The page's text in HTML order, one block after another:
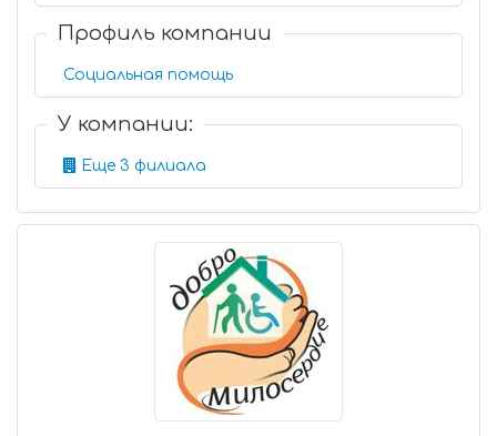
Профиль компании
Социальная помощь
У компании:
Еще 3 филиала